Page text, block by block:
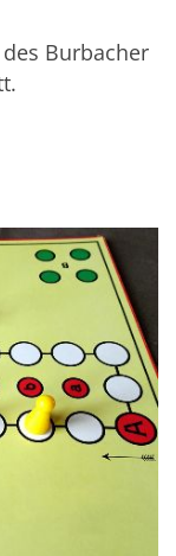
Burbacher